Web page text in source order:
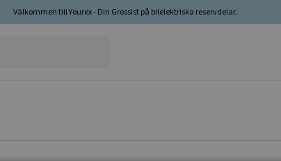
Välkommen till Yourex - Din Grossist på bilelektriska reservdelar.